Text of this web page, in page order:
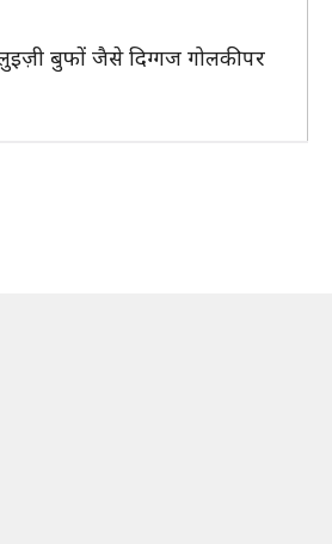
बुफों जैसे दिग्गज गोलकीपर